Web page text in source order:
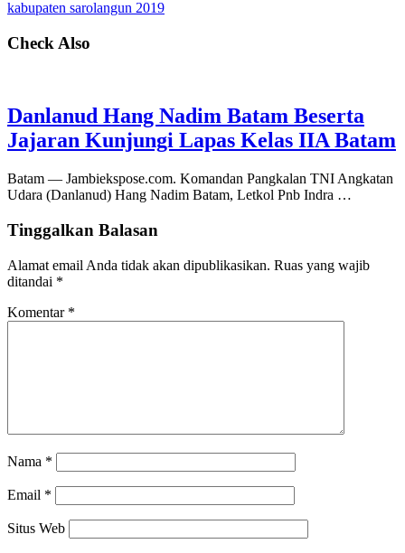
kabupaten sarolangun 2019
Check Also
Danlanud Hang Nadim Batam Beserta
Jajaran Kunjungi Lapas Kelas IIA Batam
Batam — Jambiekspose.com. Komandan Pangkalan TNI Angkatan
Udara (Danlanud) Hang Nadim Batam, Letkol Pnb Indra …
Tinggalkan Balasan
Alamat email Anda tidak akan dipublikasikan. Ruas yang wajib
ditandai *
Komentar *
Nama *
Email *
Situs Web